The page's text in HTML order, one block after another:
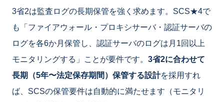
3省2は監査ログの長期保管を強く求めます。SCS★4で
も「ファイアウォール・プロキシサーバ・認証サーバの
ログを各6か月保管し、認証サーバのログは月1回以上
モニタリングする」ことが要件です。 3省2に合わせて
長期（5年〜法定保存期間）保管する設計を採用すれ
ば、SCSの保管要件は自動的に満たせます（モニタリ